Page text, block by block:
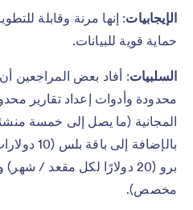
الإيجابيات: إنها مرنة وقابلة
حماية قوية للبيانات.
السلبيات: أفاد بعض المراجعين
محدودة وأدوات إعداد تقارير
المجانية (ما يصل إلى خمسة
بالإضافة
برو (20 دولارًا لكل مقعد /
مخصص).